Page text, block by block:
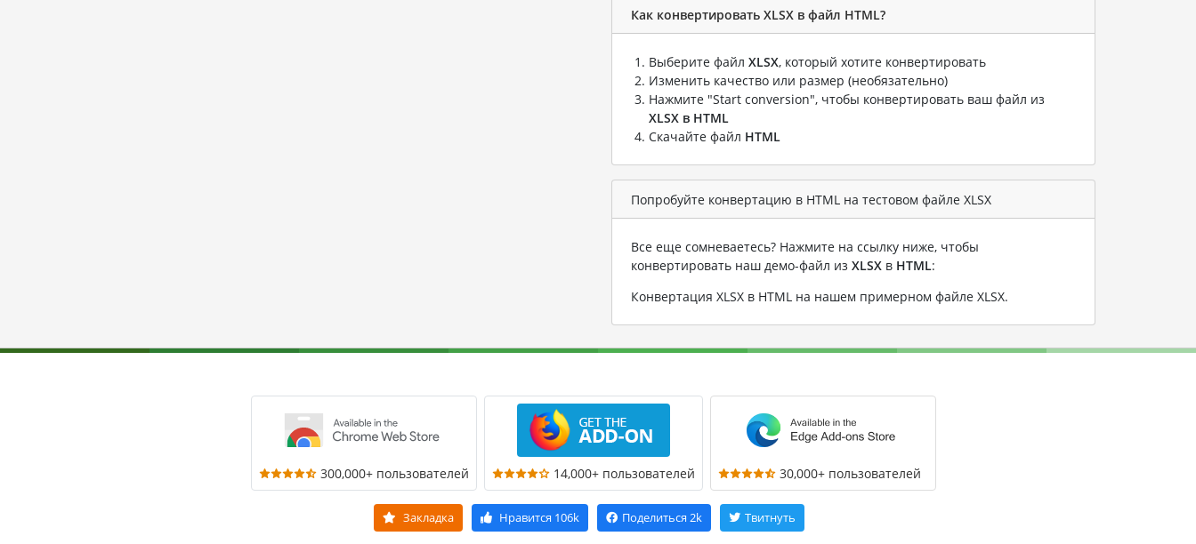
Как конвертировать XLSX в файл HTML?
Выберите файл XLSX, который хотите конвертировать
Изменить качество или размер (необязательно)
Нажмите "Start conversion", чтобы конвертировать ваш файл из
XLSX в HTML
Скачайте файл HTML
Попробуйте конвертацию в HTML на тестовом файле XLSX
Все еще сомневаетесь? Нажмите на ссылку ниже, чтобы
конвертировать наш демо-файл из XLSX в HTML:
Конвертация XLSX в HTML на нашем примерном файле XLSX.
300,000+ пользователей 14,000+ пользователей 30,000+ пользователей
Закладка Нравится 106k Поделиться 2k Твитнуть